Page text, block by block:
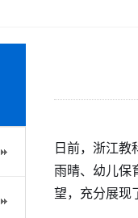
日前，浙江
雨晴、幼儿保
望，充分展现